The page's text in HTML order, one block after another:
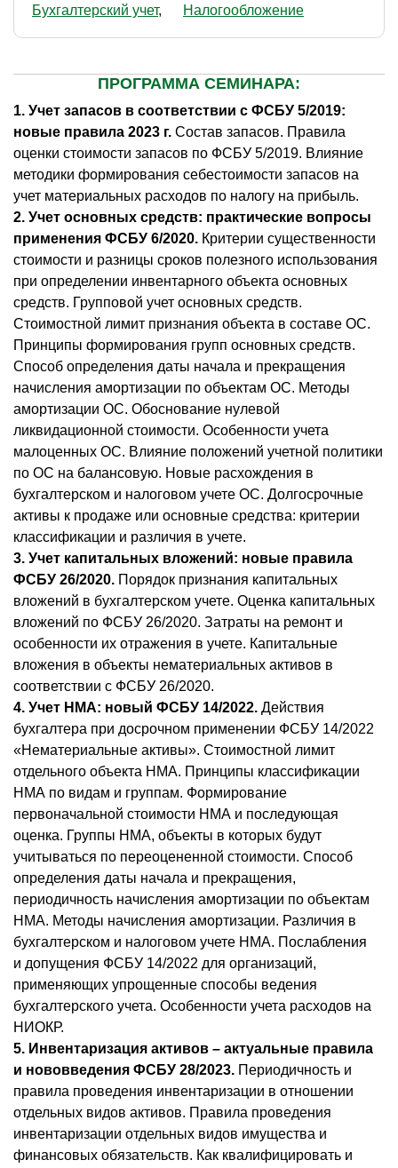
Бухгалтерский учет
Налогообложение
ПРОГРАММА СЕМИНАРА:
1. Учет запасов в соответствии с ФСБУ 5/2019:
новые правила 2023 г. Состав запасов. Правила
оценки стоимости запасов по ФСБУ 5/2019. Влияние
методики формирования себестоимости запасов на
учет материальных расходов по налогу на прибыль.
2. Учет основных средств: практические вопросы
применения ФСБУ 6/2020. Критерии существенности
стоимости и разницы сроков полезного использования
при определении инвентарного объекта основных
средств. Групповой учет основных средств.
Стоимостной лимит признания объекта в составе ОС.
Принципы формирования групп основных средств.
Способ определения даты начала и прекращения
начисления амортизации по объектам ОС. Методы
амортизации ОС. Обоснование нулевой
ликвидационной стоимости. Особенности учета
малоценных ОС. Влияние положений учетной политики
по ОС на балансовую. Новые расхождения в
бухгалтерском и налоговом учете ОС. Долгосрочные
активы к продаже или основные средства: критерии
классификации и различия в учете.
3. Учет капитальных вложений: новые правила
ФСБУ 26/2020. Порядок признания капитальных
вложений в бухгалтерском учете. Оценка капитальных
вложений по ФСБУ 26/2020. Затраты на ремонт и
особенности их отражения в учете. Капитальные
вложения в объекты нематериальных активов в
соответствии с ФСБУ 26/2020.
4. Учет НМА: новый ФСБУ 14/2022. Действия
бухгалтера при досрочном применении ФСБУ 14/2022
«Нематериальные активы». Стоимостной лимит
отдельного объекта НМА. Принципы классификации
НМА по видам и группам. Формирование
первоначальной стоимости НМА и последующая
оценка. Группы НМА, объекты в которых будут
учитываться по переоцененной стоимости. Способ
определения даты начала и прекращения,
периодичность начисления амортизации по объектам
НМА. Методы начисления амортизации. Различия в
бухгалтерском и налоговом учете НМА. Послабления
и допущения ФСБУ 14/2022 для организаций,
применяющих упрощенные способы ведения
бухгалтерского учета. Особенности учета расходов на
НИОКР.
5. Инвентаризация активов – актуальные правила
и нововведения ФСБУ 28/2023. Периодичность и
правила проведения инвентаризации в отношении
отдельных видов активов. Правила проведения
инвентаризации отдельных видов имущества и
финансовых обязательств. Как квалифицировать и